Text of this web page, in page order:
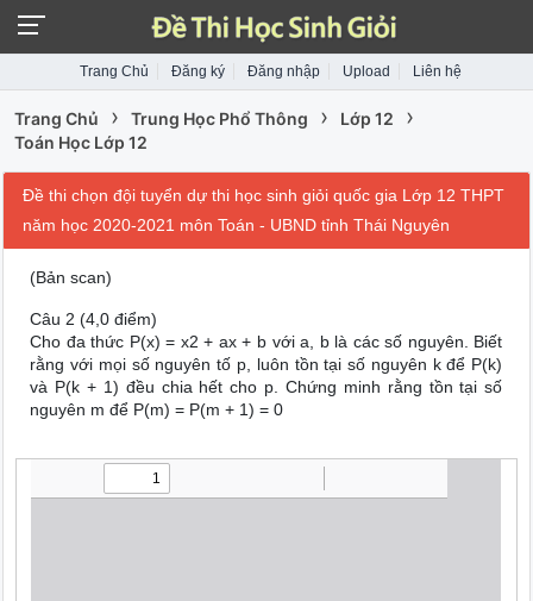
Trang Chủ Đăng ký Đăng nhập Upload Liên hệ
Trang Chủ › Trung Học Phổ Thông › Lớp 12 ›
Toán Học Lớp 12
Đề thi chọn đội tuyển dự thi học sinh giỏi quốc gia Lớp 12 THPT
năm học 2020-2021 môn Toán - UBND tỉnh Thái Nguyên
(Bản scan)
Câu 2 (4,0 điểm)
Cho đa thức P(x) = x2 + ax + b với a, b là các số nguyên. Biết
rằng với mọi số nguyên tố p, luôn tồn tại số nguyên k để P(k)
và P(k + 1) đều chia hết cho p. Chứng minh rằng tồn tại số
nguyên m để P(m) = P(m + 1) = 0